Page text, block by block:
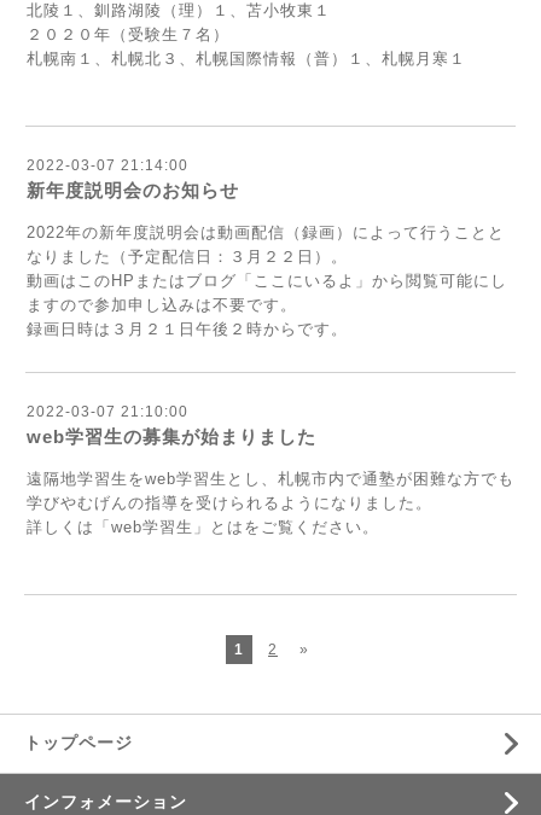
北陵１、釧路湖陵（理）１、苫小牧東１
２０２０年（受験生７名）
札幌南１、札幌北３、札幌国際情報（普）１、札幌月寒１
2022-03-07 21:14:00
新年度説明会のお知らせ
2022年の新年度説明会は動画配信（録画）によって行うことと
なりました（予定配信日：３月２２日）。
動画はこのHPまたはブログ「ここにいるよ」から閲覧可能にし
ますので参加申し込みは不要です。
録画日時は３月２１日午後２時からです。
2022-03-07 21:10:00
web学習生の募集が始まりました
遠隔地学習生をweb学習生とし、札幌市内で通塾が困難な方でも
学びやむげんの指導を受けられるようになりました。
詳しくは「web学習生」とはをご覧ください。
1 2 »
トップページ
インフォメーション